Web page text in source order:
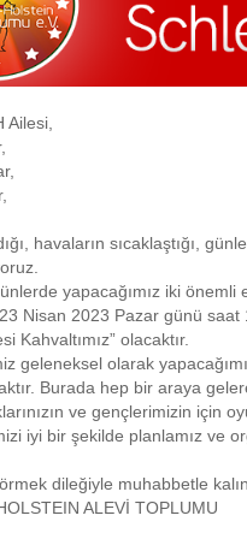
Ailesi,
havaların sıcaklaştığı,
yapacağımız iki
Nisan 2023 Pazar günü saat
Kahvaltımız” olacaktır.
geleneksel olarak
Burada hep bir araya
ve gençlerimizin için
iyi bir şekilde planlamız ve
dileğiyle muhabbetle
ALEVİ TOPLUMU